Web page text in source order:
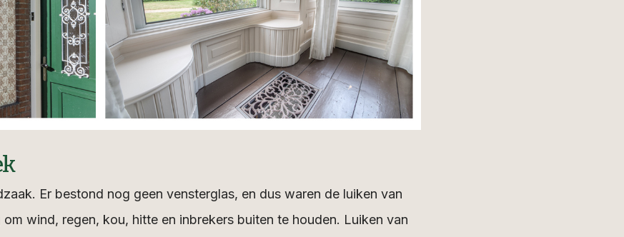
Er bestond nog geen vensterglas, en dus waren de luiken van
wind, regen, kou, hitte en inbrekers buiten te houden. Luiken van